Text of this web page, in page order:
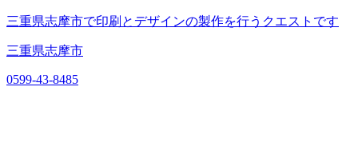
三重県志摩市で印刷とデザインの製作を行うクエストです
三重県志摩市
0599-43-8485